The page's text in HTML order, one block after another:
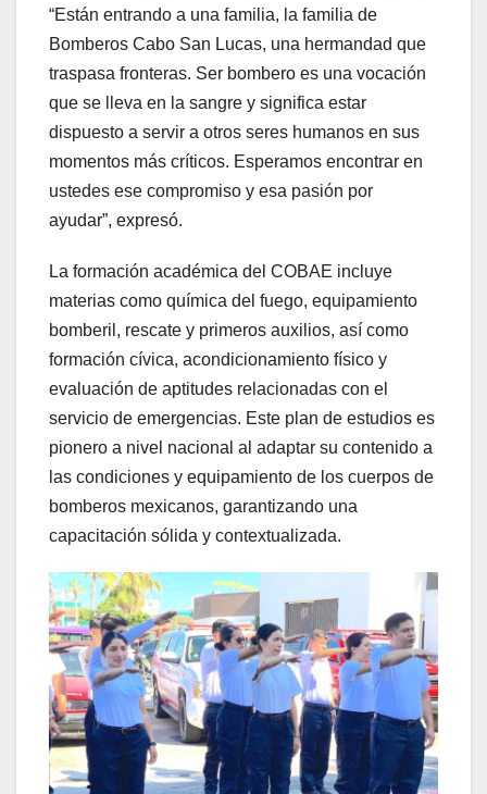
“Están entrando a una familia, la familia de
Bomberos Cabo San Lucas, una hermandad que
traspasa fronteras. Ser bombero es una vocación
que se lleva en la sangre y significa estar
dispuesto a servir a otros seres humanos en sus
momentos más críticos. Esperamos encontrar en
ustedes ese compromiso y esa pasión por
ayudar”, expresó.
La formación académica del COBAE incluye
materias como química del fuego, equipamiento
bomberil, rescate y primeros auxilios, así como
formación cívica, acondicionamiento físico y
evaluación de aptitudes relacionadas con el
servicio de emergencias. Este plan de estudios es
pionero a nivel nacional al adaptar su contenido a
las condiciones y equipamiento de los cuerpos de
bomberos mexicanos, garantizando una
capacitación sólida y contextualizada.